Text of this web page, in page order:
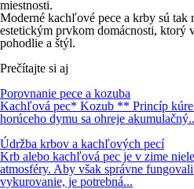
miestnosti.
Moderné kachľové pece a krby sú tak
estetickým prvkom domácnosti, ktorý
pohodlie a štýl.
Prečítajte si aj
Porovnanie pece a kozuba
Kachľová pec* Kozub ** Princíp
horúceho dymu sa ohreje
Údržba krbov a kachľových pecí
Krb alebo kachľová pec je v zime
atmosféry. Aby však správne
vykurovanie, je potrebná...